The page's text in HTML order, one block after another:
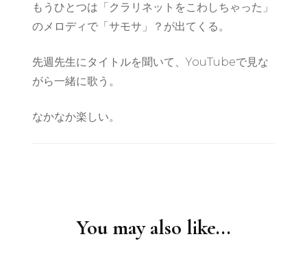
もうひとつは「クラリネットをこわしちゃった」
のメロディで「サモサ」？が出てくる。
先週先生にタイトルを聞いて、YouTubeで見な
がら一緒に歌う。
なかなか楽しい。
You may also like...